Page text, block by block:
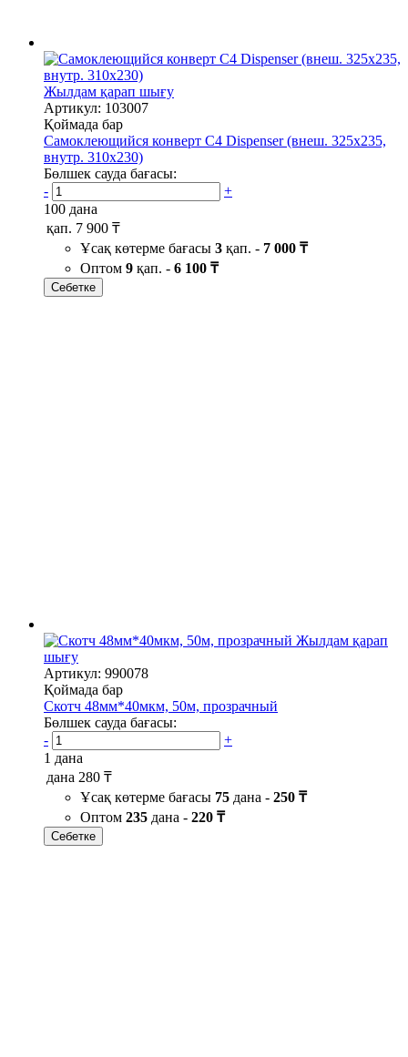
Жылдам қарап шығу
Артикул: 103007
Қоймада бар
Самоклеющийся конверт С4 Dispenser (внеш. 325х235,
внутр. 310х230)
Бөлшек сауда бағасы:
-
+
100 дана
қап. 7 900 ₸
Ұсақ көтерме бағасы 3 қап. - 7 000 ₸
Оптом 9 қап. - 6 100 ₸
Себетке
Жылдам қарап
шығу
Артикул: 990078
Қоймада бар
Скотч 48мм*40мкм, 50м, прозрачный
Бөлшек сауда бағасы:
-
+
1 дана
дана 280 ₸
Ұсақ көтерме бағасы 75 дана - 250 ₸
Оптом 235 дана - 220 ₸
Себетке